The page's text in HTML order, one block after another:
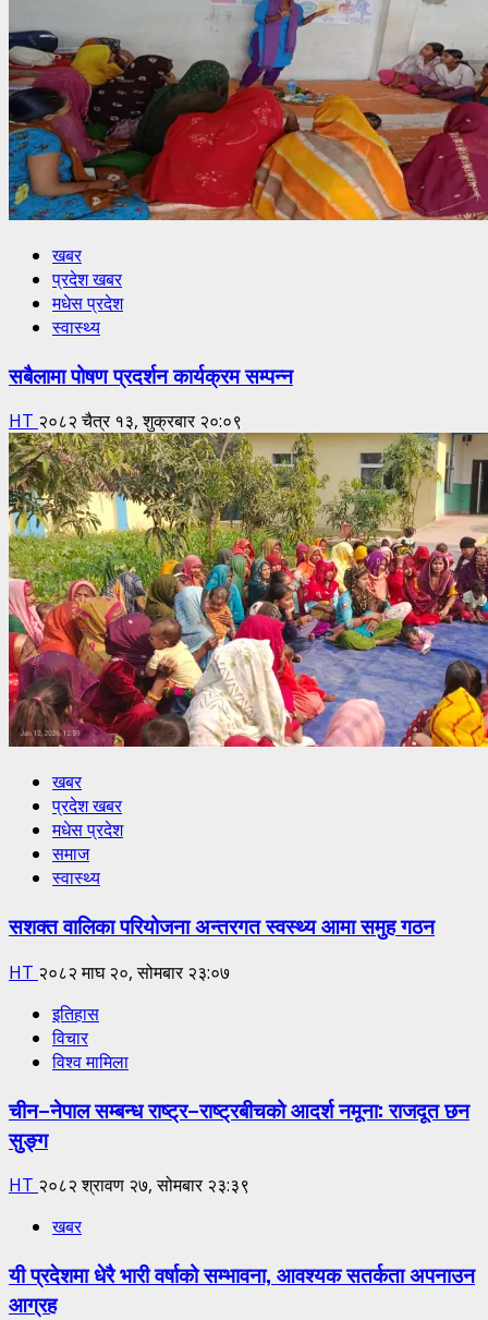
खबर
प्रदेश खबर
मधेस प्रदेश
स्वास्थ्य
सबैलामा पोषण प्रदर्शन कार्यक्रम सम्पन्न
HT २०८२ चैत्र १३, शुक्रबार २०:०९
खबर
प्रदेश खबर
मधेस प्रदेश
समाज
स्वास्थ्य
सशक्त वालिका परियोजना अन्तरगत स्वस्थ्य आमा समुह गठन
HT २०८२ माघ २०, सोमबार २३:०७
इतिहास
विचार
विश्व मामिला
चीन–नेपाल सम्बन्ध राष्ट्र–राष्ट्रबीचको आदर्श नमूना: राजदूत छन
सुङ्ग
HT २०८२ श्रावण २७, सोमबार २३:३९
खबर
यी प्रदेशमा धेरै भारी वर्षाको सम्भावना, आवश्यक सतर्कता अपनाउन
आग्रह